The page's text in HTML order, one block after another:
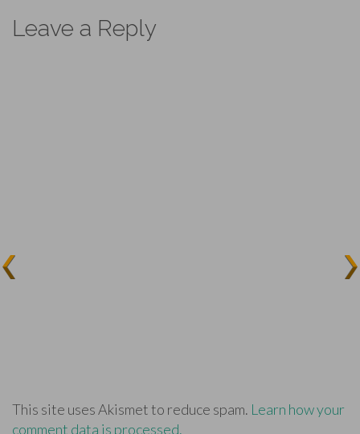
Leave a Reply
This site uses Akismet to reduce spam. Learn how your
comment data is processed.